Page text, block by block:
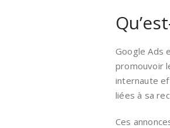
Google Ads
promouvoir
internaute
liées à sa
Ces